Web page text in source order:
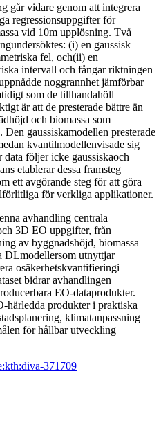
går vidare genom att integrera
regressionsuppgifter för
vid 10m upplösning. Två
(i) en gaussisk
fel, och(ii) en
intervall och fångar riktningen
noggrannhet jämförbar
som de tillhandahöll
är att de presterade bättre än
och biomassa som
gaussiskamodellen presterade
kvantilmodellenvisade sig
följer icke gaussiskaoch
etablerar dessa framsteg
ett avgörande steg för att göra
för verkliga applikationer.
avhandling centrala
3D EO uppgifter, från
av byggnadshöjd, biomassa
DLmodellersom utnyttjar
osäkerhetskvantifieringi
bidrar avhandlingen
EO-dataprodukter.
härledda produkter i praktiska
klimatanpassning
för hållbar utveckling
371709